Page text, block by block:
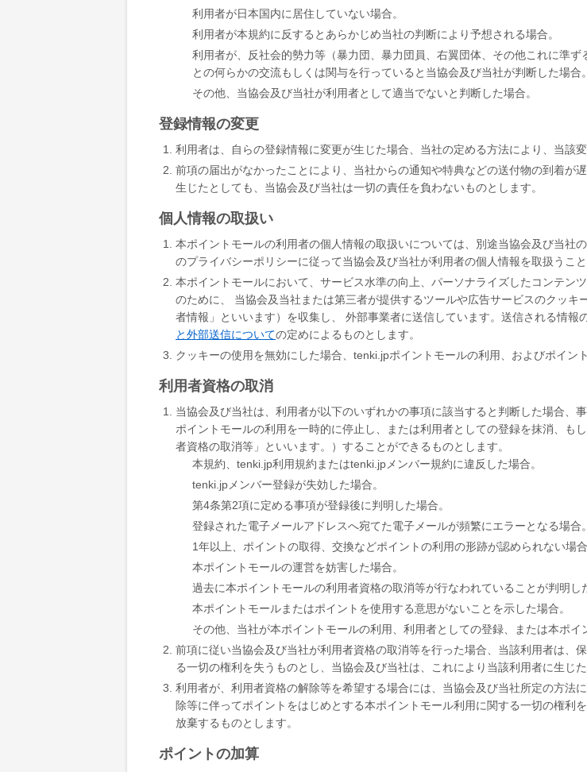
利用者が日本国内に居住していない場合。
利用者が本規約に反するとあらかじめ当社の判断により予想される場合。
利用者が、反社会的勢力等（暴力団、暴力団員、右翼団体、その他これに準
との何らかの交流もしくは関与を行っていると当協会及び当社が判断した場合。
その他、当協会及び当社が利用者として適当でないと判断した場合。
登録情報の変更
利用者は、自らの登録情報に変更が生じた場合、当社の定める方法により、当該
前項の届出がなかったことにより、当社からの通知や特典などの送付物の到着が
生じたとしても、当協会及び当社は一切の責任を負わないものとします。
個人情報の取扱い
本ポイントモールの利用者の個人情報の取扱いについては、別途当協会及び当社の
のプライバシーポリシーに従って当協会及び当社が利用者の個人情報を取扱うこ
本ポイントモールにおいて、サービス水準の向上、パーソナライズしたコンテン
のために、 当協会及当社または第三者が提供するツールや広告サービスのクッ
者情報」といいます）を収集し、 外部事業者に送信しています。送信される情報
と外部送信についての定めによるものとします。
クッキーの使用を無効にした場合、tenki.jpポイントモールの利用、およびポイン
利用者資格の取消
当協会及び当社は、利用者が以下のいずれかの事項に該当すると判断した場合、
ポイントモールの利用を一時的に停止し、または利用者としての登録を抹消、も
者資格の取消等」といいます。）することができるものとします。
本規約、tenki.jp利用規約またはtenki.jpメンバー規約に違反した場合。
tenki.jpメンバー登録が失効した場合。
第4条第2項に定める事項が登録後に判明した場合。
登録された電子メールアドレスへ宛てた電子メールが頻繁にエラーとなる場合。
1年以上、ポイントの取得、交換などポイントの利用の形跡が認められない場合
本ポイントモールの運営を妨害した場合。
過去に本ポイントモールの利用者資格の取消等が行なわれていることが判明し
本ポイントモールまたはポイントを使用する意思がないことを示した場合。
その他、当社が本ポイントモールの利用、利用者としての登録、または本ポ
前項に従い当協会及び当社が利用者資格の取消等を行った場合、当該利用者は、
る一切の権利を失うものとし、当協会及び当社は、これにより当該利用者に生じ
利用者が、利用者資格の解除等を希望する場合には、当協会及び当社所定の方法
除等に伴ってポイントをはじめとする本ポイントモール利用に関する一切の権利
放棄するものとします。
ポイントの加算